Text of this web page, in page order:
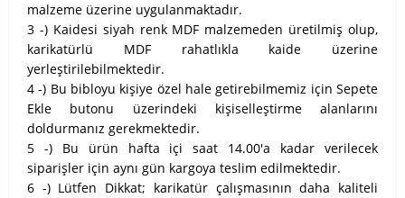
malzeme üzerine uygulanmaktadır.
3 -) Kaidesi siyah renk MDF malzemeden üretilmiş olup,
karikatürlü MDF rahatlıkla kaide üzerine
yerleştirilebilmektedir.
4 -) Bu bibloyu kişiye özel hale getirebilmemiz için Sepete
Ekle butonu üzerindeki kişiselleştirme alanlarını
doldurmanız gerekmektedir.
5 -) Bu ürün hafta içi saat 14.00'a kadar verilecek
siparişler için aynı gün kargoya teslim edilmektedir.
6 -) Lütfen Dikkat; karikatür çalışmasının daha kaliteli